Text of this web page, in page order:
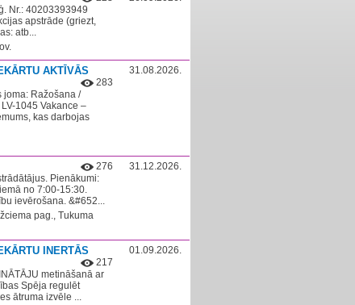
Nr.: 40203393949
apstrāde (griezt,
atb...
AKTĪVĀS
283
joma: Ražošana /
1045 Vakance –
kas darbojas
31.08.2026.
276
Pienākumi:
no 7:00-15:30.
ievērošana. &#652...
pag., Tukuma
31.12.2026.
INERTĀS
217
metināšanā ar
Spēja regulēt
ātruma izvēle ...
01.09.2026.